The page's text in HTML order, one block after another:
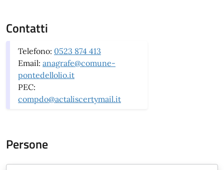
Contatti
Telefono: 0523 874 413
Email: anagrafe@comune-
pontedellolio.it
PEC:
compdo@actaliscertymail.it
Persone